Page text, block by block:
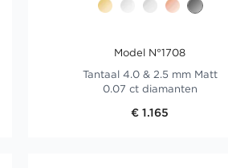
Model N°1708
Tantaal 4.0 & 2.5 mm Matt
0.07 ct diamanten
€ 1.165